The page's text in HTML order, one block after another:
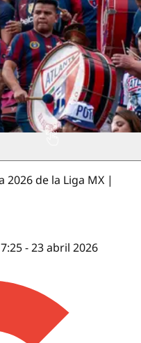
2026 de la Liga MX |
- 23 abril 2026